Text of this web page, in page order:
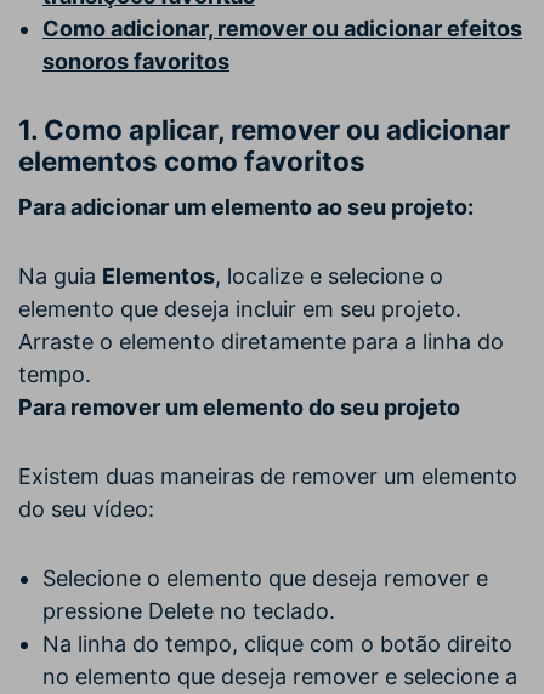
Como adicionar, remover ou adicionar efeitos
sonoros favoritos
1. Como aplicar, remover ou adicionar
elementos como favoritos
Para adicionar um elemento ao seu projeto:
Na guia Elementos, localize e selecione o
elemento que deseja incluir em seu projeto.
Arraste o elemento diretamente para a linha do
tempo.
Para remover um elemento do seu projeto
Existem duas maneiras de remover um elemento
do seu vídeo:
Selecione o elemento que deseja remover e
pressione Delete no teclado.
Na linha do tempo, clique com o botão direito
no elemento que deseja remover e selecione a